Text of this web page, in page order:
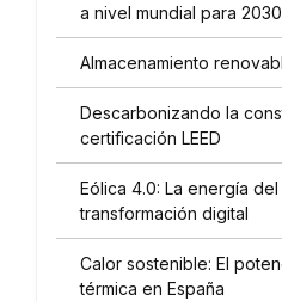
a nivel mundial para 2030
Almacenamiento
Descarbonizando la
certificación LEED
Eólica 4.0: La energía
transformación digital
Calor sostenible: El
térmica en España